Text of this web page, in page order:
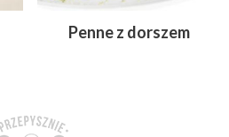
Penne z dorszem